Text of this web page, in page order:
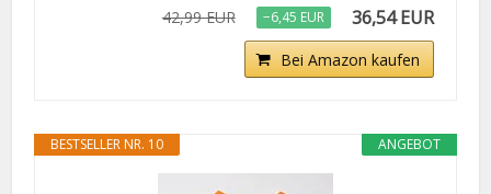
42,99 EUR −6,45 EUR 36,54 EUR
Bei Amazon kaufen
ANGEBOT
BESTSELLER NR. 10